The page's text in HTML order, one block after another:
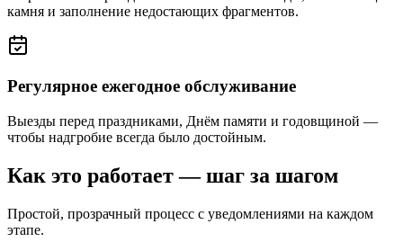
камня и заполнение недостающих фрагментов.
Регулярное ежегодное обслуживание
Выезды перед праздниками, Днём памяти и годовщиной —
чтобы надгробие всегда было достойным.
Как это работает — шаг за шагом
Простой, прозрачный процесс с уведомлениями на каждом
этапе.